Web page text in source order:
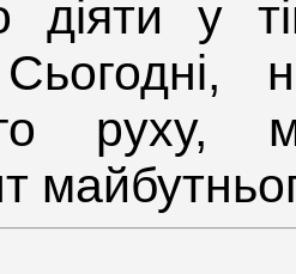
діяти у
руху,